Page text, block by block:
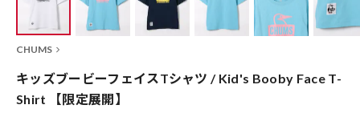
CHUMS
キッズブービーフェイスTシャツ / Kid's Booby Face T-
Shirt 【限定展開】